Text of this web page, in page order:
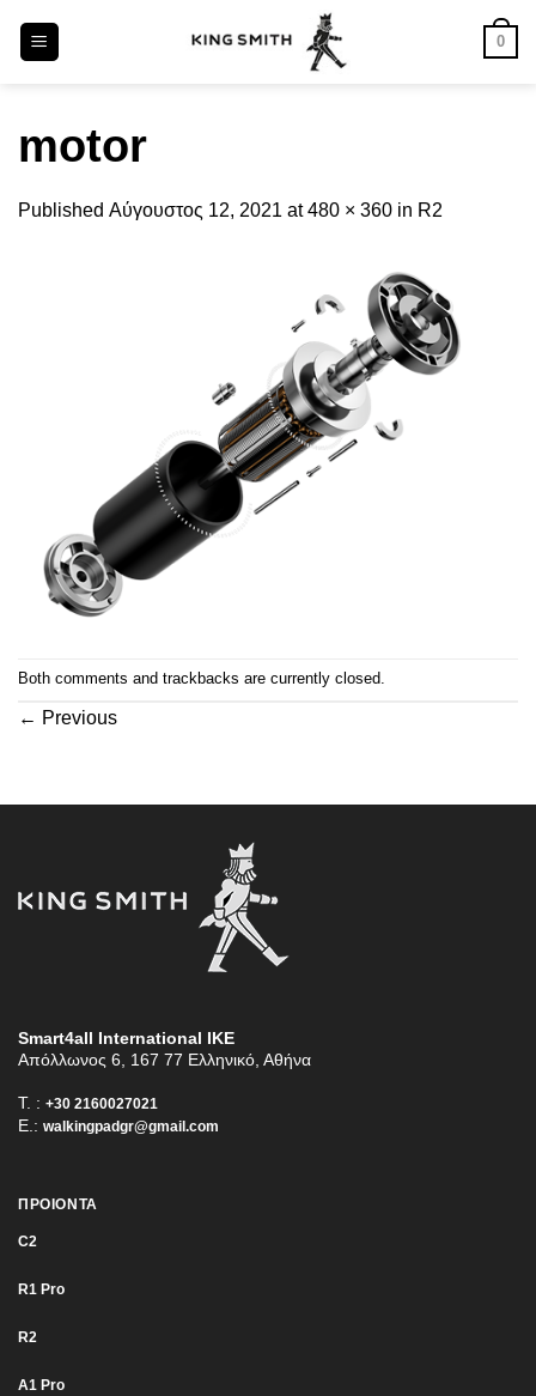
0
motor
Published Αύγουστος 12, 2021 at480 × 360 in R2
Both comments and trackbacks are currently closed.
← Previous
Smart4all International ΙΚΕ
Απόλλωνος 6, 167 77 Ελληνικό, Αθήνα
T. : +30 2160027021
E.: walkingpadgr@gmail.com
ΠΡΟΙΟΝΤΑ
C2
R1 Pro
R2
Α1 Pro